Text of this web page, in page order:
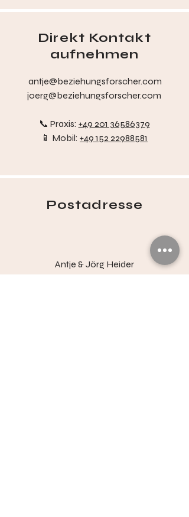
Direkt Kontakt
aufnehmen
antje@beziehungsforscher.com
joerg@beziehungsforscher.com
📞 Praxis: +49 201 36586379
📱 Mobil: +49 152 22988581
Postadresse
Antje & Jörg Heider
in derPraxis ZEITRAUMplus